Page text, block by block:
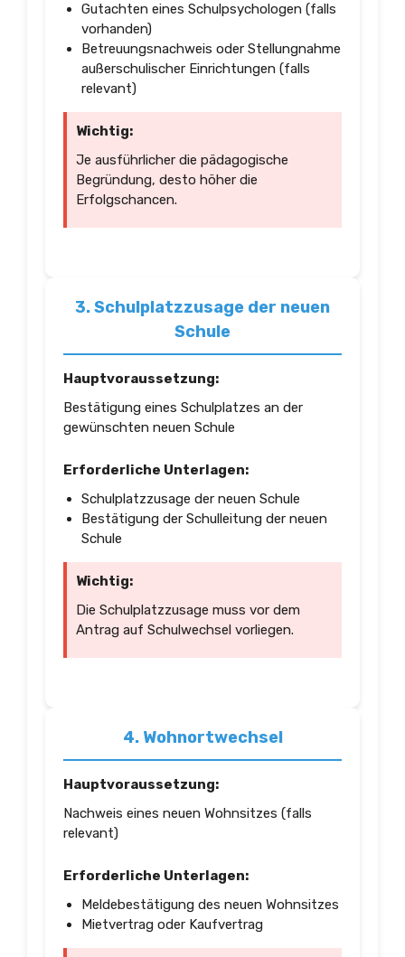
Gutachten eines Schulpsychologen (falls
vorhanden)
Betreuungsnachweis oder Stellungnahme
außerschulischer Einrichtungen (falls
relevant)
Wichtig:
Je ausführlicher die pädagogische
Begründung, desto höher die
Erfolgschancen.
3. Schulplatzzusage der neuen
Schule
Hauptvoraussetzung:
Bestätigung eines Schulplatzes an der
gewünschten neuen Schule
Erforderliche Unterlagen:
Schulplatzzusage der neuen Schule
Bestätigung der Schulleitung der neuen
Schule
Wichtig:
Die Schulplatzzusage muss vor dem
Antrag auf Schulwechsel vorliegen.
4. Wohnortwechsel
Hauptvoraussetzung:
Nachweis eines neuen Wohnsitzes (falls
relevant)
Erforderliche Unterlagen:
Meldebestätigung des neuen Wohnsitzes
Mietvertrag oder Kaufvertrag